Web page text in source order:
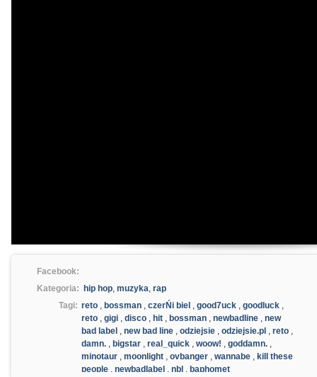
Facebook:
Kategoria:
hip hop, muzyka, rap
Tagi: reto , bossman , czerŃi biel , good7uck , goodluck ,
reto , gigi , disco , hit , bossman , newbadline , new
bad label , new bad line , odziejsie , odziejsie.pl , reto ,
damn. , bigstar , real_quick , woow! , goddamn. ,
minotaur , moonlight , ovbanger , wannabe , kill these
people , newbadlabel , nbl , baphomet